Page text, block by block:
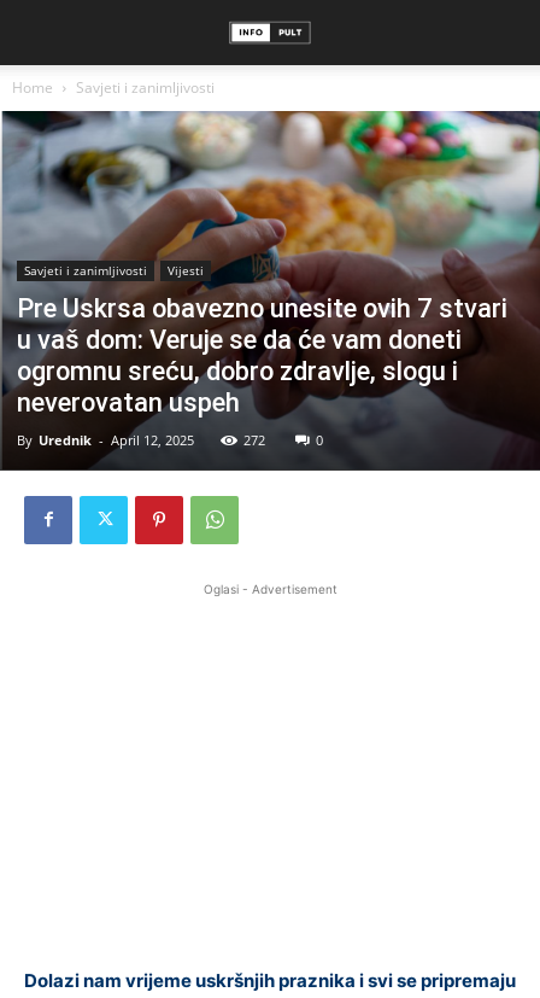
Home Savjeti i zanimljivosti
Savjeti i zanimljivosti Vijesti
Pre Uskrsa obavezno unesite ovih 7 stvari
u vaš dom: Veruje se da će vam doneti
ogromnu sreću, dobro zdravlje, slogu i
neverovatan uspeh
By Urednik - April 12, 2025 272 0
Oglasi - Advertisement
Dolazi nam vrijeme uskršnjih praznika i svi se pripremaju